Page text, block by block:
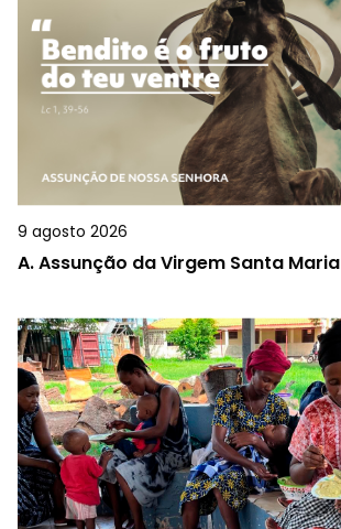
9 agosto 2026
A.Assunção da Virgem Santa Maria